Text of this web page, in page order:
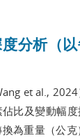
分析（
et al.,
比及變動幅
為重量（公